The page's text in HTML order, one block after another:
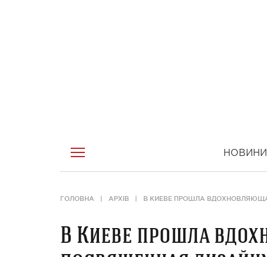
НОВИНИ
ГОЛОВНА АРХІВ В КИЕВЕ ПРОШЛА
В Киеве прошла